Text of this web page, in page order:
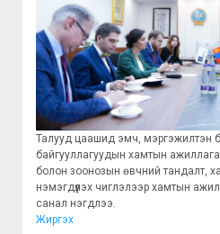
Талууд цаашид эмч, мэргэжилтэн
байгууллагуудын хамтын
болон зоонозын өвчний тандалт,
нэмэгдүүлэх чиглэлээр хамтын
санал нэгдлээ.
Жиргэх